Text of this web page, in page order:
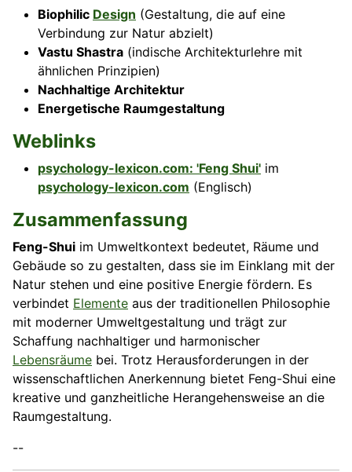
Biophilic Design (Gestaltung, die auf eine
Verbindung zur Natur abzielt)
Vastu Shastra (indische Architekturlehre mit
ähnlichen Prinzipien)
Nachhaltige Architektur
Energetische Raumgestaltung
Weblinks
psychology-lexicon.com: 'Feng Shui' im
psychology-lexicon.com (Englisch)
Zusammenfassung
Feng-Shui im Umweltkontext bedeutet, Räume und
Gebäude so zu gestalten, dass sie im Einklang mit der
Natur stehen und eine positive Energie fördern. Es
verbindet Elemente aus der traditionellen Philosophie
mit moderner Umweltgestaltung und trägt zur
Schaffung nachhaltiger und harmonischer
Lebensräume bei. Trotz Herausforderungen in der
wissenschaftlichen Anerkennung bietet Feng-Shui eine
kreative und ganzheitliche Herangehensweise an die
Raumgestaltung.
--